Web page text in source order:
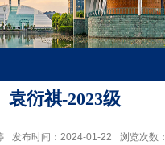
袁衍祺-2023级
发布时间：2024-01-22 浏览次数：